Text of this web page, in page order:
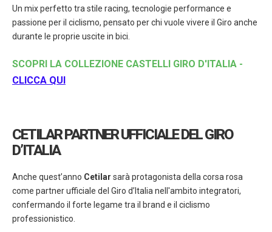
Un mix perfetto tra stile racing, tecnologie performance e
passione per il ciclismo, pensato per chi vuole vivere il Giro anche
durante le proprie uscite in bici.
SCOPRI LA COLLEZIONE CASTELLI GIRO D'ITALIA -
CLICCA QUI
CETILAR PARTNER UFFICIALE DEL GIRO
D’ITALIA
Anche quest’anno Cetilar sarà protagonista della corsa rosa
come partner ufficiale del Giro d’Italia nell'ambito integratori,
confermando il forte legame tra il brand e il ciclismo
professionistico.